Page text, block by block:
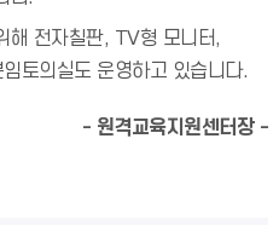
해 전자칠판, TV형 모니터,
토의실도 운영하고 있습니다.
- 원격교육지원센터장 -